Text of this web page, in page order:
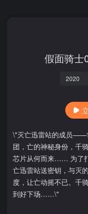
假面骑士
2020
\"灭亡迅雷站的成员——
团，亡的神秘身份，千
芯片从何而来…… 为了
亡迅雷站送密钥，与灭
度，让亡动摇不已。千
到好下场……\"